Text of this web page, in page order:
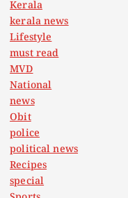
Kerala
kerala news
Lifestyle
must read
MVD
National
news
Obit
police
political news
Recipes
special